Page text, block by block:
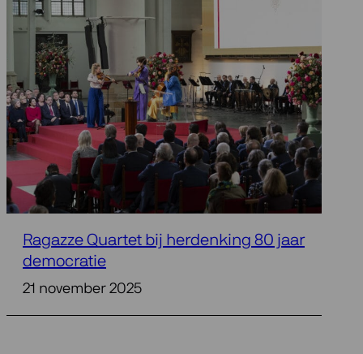
Ragazze Quartet bij herdenking 80 jaar
democratie
21 november 2025